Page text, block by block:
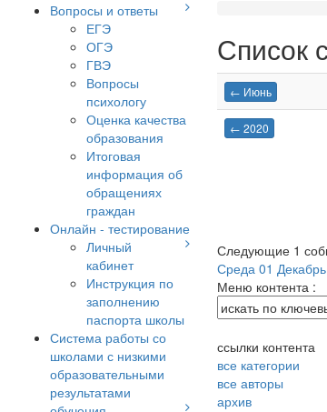
Вопросы и ответы
ЕГЭ
ОГЭ
ГВЭ
Вопросы
психологу
Оценка качества
образования
Итоговая
информация об
обращениях
граждан
Онлайн - тестирование
Личный
кабинет
Инструкция по
заполнению
паспорта школы
Система работы со
школами с низкими
образовательными
результатами
Список
← Июнь
← 2020
Следующие 1
Среда 01
Меню контента :
ссылки контента
все категории
все авторы
архив